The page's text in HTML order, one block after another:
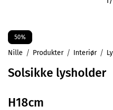
50%
Nille Produkter Interiør
Solsikke lysholder
H18cm